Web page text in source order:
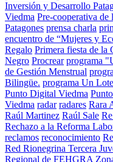
Inversión y Desarrollo
Viedma Pre-cooperativa de
Patagones prensa charla
encuentro de “Mujeres y
Regalo Primera fiesta de la
Negro Procrear programa
de Gestión Menstrual
Bilingüe. programa Un Lote
Punto Digital Viedma
Viedma radar radares Rara
Raúl Martinez Raúl Sale
Rechazo a la Reforma
reclamos reconocimiento
Red Rionegrina Tercera
Regional de FEHGRA